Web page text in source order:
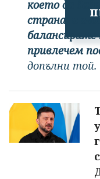
което да
страна, и
привлечем
допълни той.